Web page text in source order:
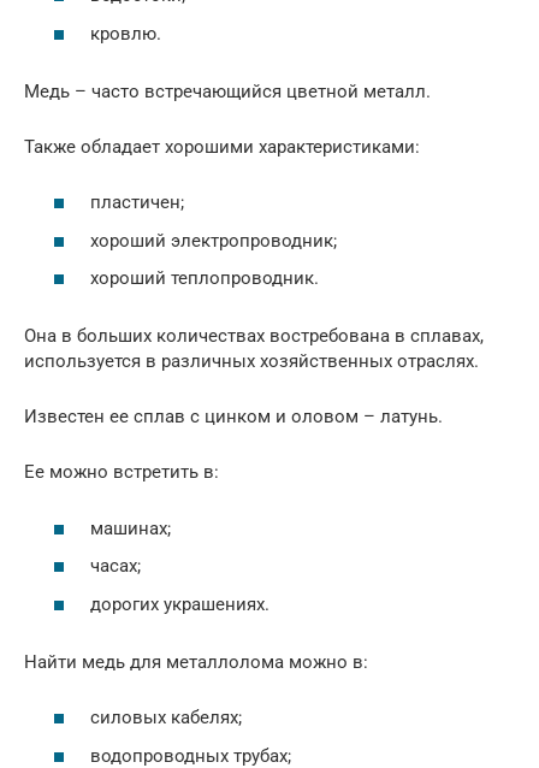
кровлю.
Медь – часто встречающийся цветной металл.
Также обладает хорошими характеристиками:
пластичен;
хороший электропроводник;
хороший теплопроводник.
Она в больших количествах востребована в сплавах,
используется в различных хозяйственных отраслях.
Известен ее сплав с цинком и оловом – латунь.
Ее можно встретить в:
машинах;
часах;
дорогих украшениях.
Найти медь для металлолома можно в:
силовых кабелях;
водопроводных трубах;